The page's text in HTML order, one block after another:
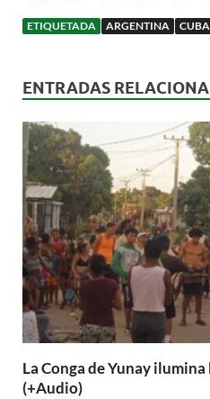
ETIQUETADA ARGENTINA CUBA
ENTRADAS
La Conga de Yunay
(+Audio)